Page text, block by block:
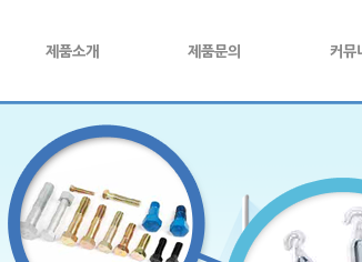
제품소개 제품문의 커뮤